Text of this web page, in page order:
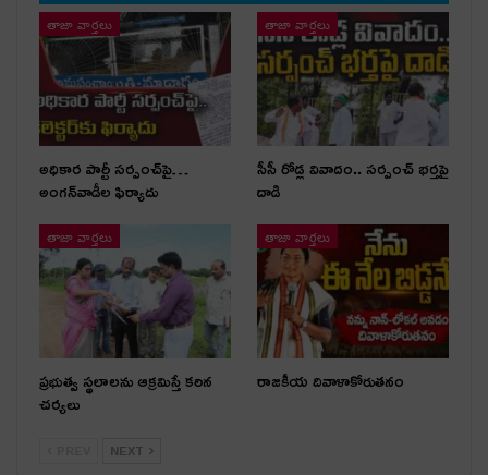
తాజా వార్తలు
అధికార పార్టీ స‌ర్పంచ్‌పై…
అంగ‌న్‌వాడీల ఫిర్యాదు
తాజా వార్తలు
సీసీ రోడ్ల వివాదం.. స‌ర్పంచ్ భ‌ర్త‌పై
దాడి
తాజా వార్తలు
ప్రభుత్వ స్థలాలను ఆక్రమిస్తే కఠిన
చర్యలు
తాజా వార్తలు
రాజకీయ దివాళాకోరుతనం
NEXT